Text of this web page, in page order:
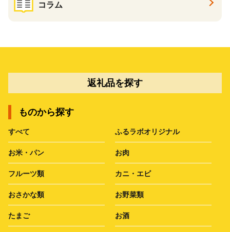
コラム
返礼品を探す
ものから探す
すべて ふるラボオリジナル
お米・パン お肉
フルーツ類 カニ・エビ
おさかな類 お野菜類
たまご お酒